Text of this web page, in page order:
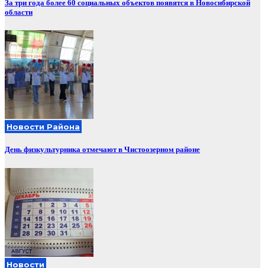
За три года более 60 социальных объектов появятся в Новосибирской
области
Новости Района
День физкультурника отмечают в Чистоозерном районе
Новости